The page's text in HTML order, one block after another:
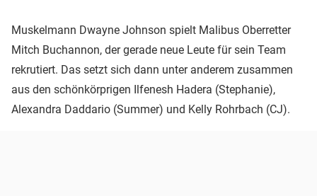
Muskelmann Dwayne Johnson spielt Malibus Oberretter
Mitch Buchannon, der gerade neue Leute für sein Team
rekrutiert. Das setzt sich dann unter anderem zusammen
aus den schönkörprigen Ilfenesh Hadera (Stephanie),
Alexandra Daddario (Summer) und Kelly Rohrbach (CJ).